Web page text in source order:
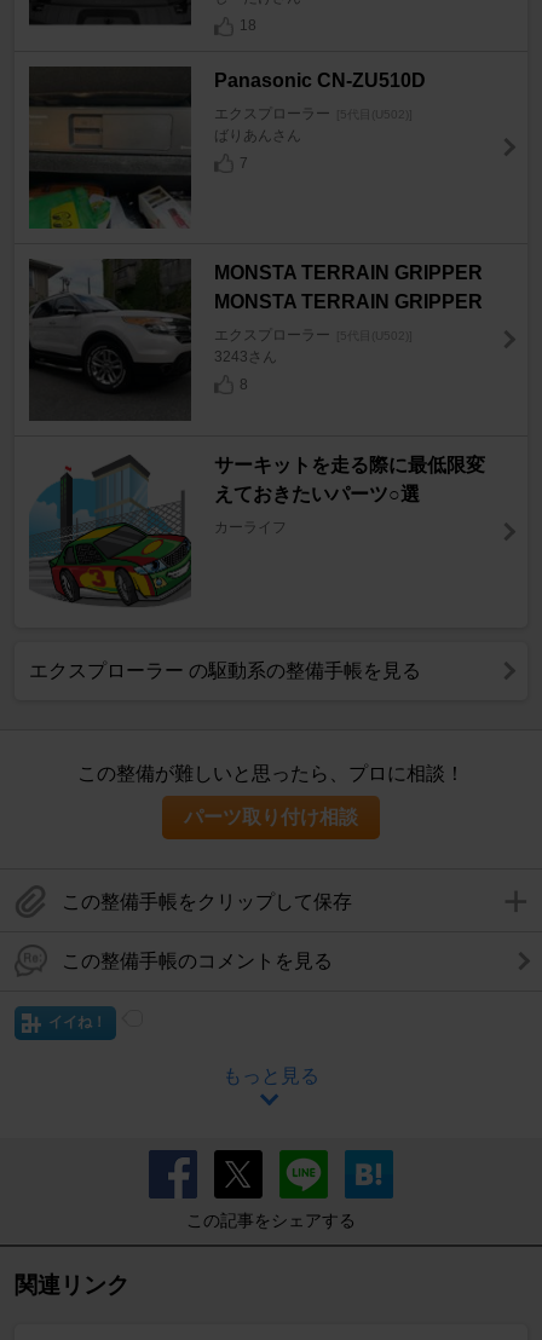
18
Panasonic CN-ZU510D
エクスプローラー [5代目(U502)]
ばりあんさん
7
MONSTA TERRAIN GRIPPER
MONSTA TERRAIN GRIPPER
エクスプローラー [5代目(U502)]
3243さん
8
サーキットを走る際に最低限変
えておきたいパーツ○選
カーライフ
エクスプローラー の駆動系の整備手帳を見る
この整備が難しいと思ったら、プロに相談！
パーツ取り付け相談
この整備手帳をクリップして保存
この整備手帳のコメントを見る
イイね！
もっと見る
この記事をシェアする
関連リンク